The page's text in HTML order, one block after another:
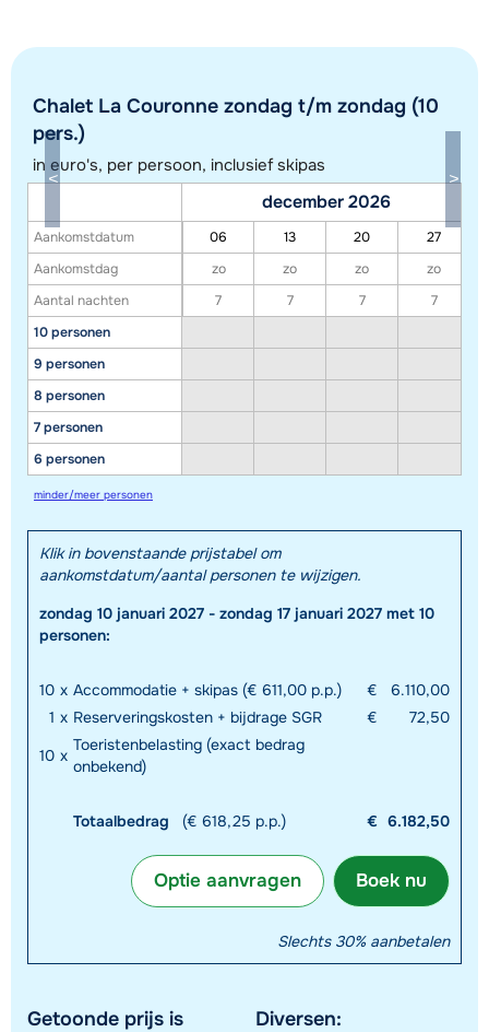
Toon alle accommodaties in dit gebied
exacte locatie kan enigszins afwijken.
Chalet La Couronne zondag t/m zondag (10
pers.)
in euro's, per persoon, inclusief skipas
Aankomstdatum
Aankomstdag
Aantal nachten
10 personen
9 personen
8 personen
7 personen
6 personen
december 2026
06 13 20
27
zo
zo zo
zo
7
7 7 7
minder/meer personen
Klik in bovenstaande prijstabel om
aankomstdatum/aantal personen te wijzigen.
zondag 10 januari 2027 - zondag 17 januari 2027 met 10
personen:
10 x Accommodatie + skipas (€ 611,00 p.p.) €
6.110,00
1 x Reserveringskosten + bijdrage SGR €
72,50
10 x
Toeristenbelasting (exact bedrag
onbekend)
Totaalbedrag (€ 618,25 p.p.) € 6.182,50
Boek nu
Optie aanvragen
Slechts 30% aanbetalen
Getoonde prijs is
Diversen: